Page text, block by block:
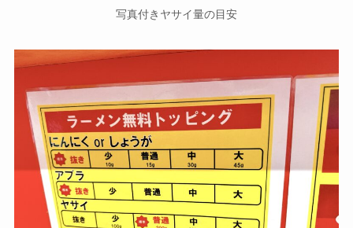
写真付きヤサイ量の目安